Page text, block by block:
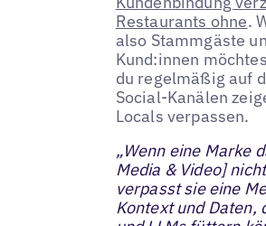
Restaurants ohne.
also Stammgäste
Kund:innen
du regelmäßig auf
Social-Kanälen
Locals verpassen.
„Wenn eine Marke
Media & Video]
verpasst sie eine
Kontext und Daten,